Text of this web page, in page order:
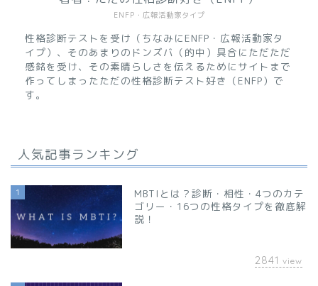
ENFP・広報活動家タイプ
性格診断テストを受け（ちなみにENFP・広報活動家タ
イプ）、そのあまりのドンズバ（的中）具合にただただ
感銘を受け、その素晴らしさを伝えるためにサイトまで
作ってしまったただの性格診断テスト好き（ENFP）で
す。
人気記事ランキング
1
MBTIとは？診断・相性・4つのカテ
ゴリー・16つの性格タイプを徹底解
説！
2841 view